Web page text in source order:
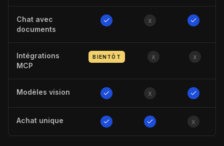
Chat avec
documents
x
Intégrations
MCP
BIENTÔT x x
Modèles vision x
Achat unique x